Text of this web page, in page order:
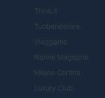
Think.it
Tuobenessere
Viaggiamo
Nonne Magazine
Milano Cortina
Luxury Club